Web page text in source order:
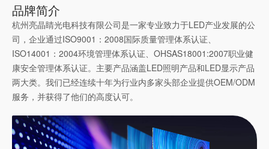
品牌简介
杭州亮晶睛光电科技有限公司是一家专业致力于LED产业发展的公
司，企业通过ISO9001：2008国际质量管理体系认证、
ISO14001：2004环境管理体系认证、OHSAS18001:2007职业健
康安全管理体系认证。主要产品涵盖LED照明产品和LED显示产品
两大类。我们已经连续十年为行业内多家头部企业提供OEM/ODM
服务，并获得了他们的高度认可。